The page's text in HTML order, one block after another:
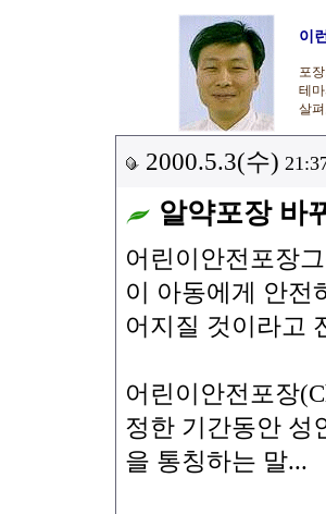
이
포
테
살
2000.5.3(수)
알약포장 바
어린이안전포장
이 아동에게 안전
어지질 것이라고
어린이안전포장
정한 기간동안 성
을 통칭하는 말...